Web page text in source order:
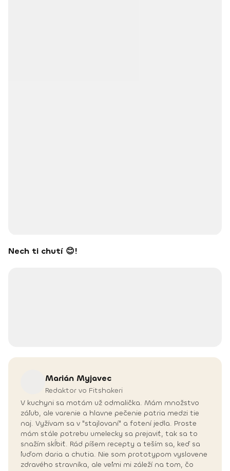
Nech ti chutí 😊!
Marián Myjavec
Redaktor vo Fitshakeri
V kuchyni sa motám už odmalička. Mám množstvo
záľub, ale varenie a hlavne pečenie patria medzi tie
naj. Vyžívam sa v "stajlovaní" a fotení jedla. Proste
mám stále potrebu umelecky sa prejaviť, tak sa to
snažím skĺbiť. Rád píšem recepty a teším sa, keď sa
ľuďom daria a chutia. Nie som prototypom vyslovene
zdravého stravníka, ale veľmi mi záleží na tom, čo